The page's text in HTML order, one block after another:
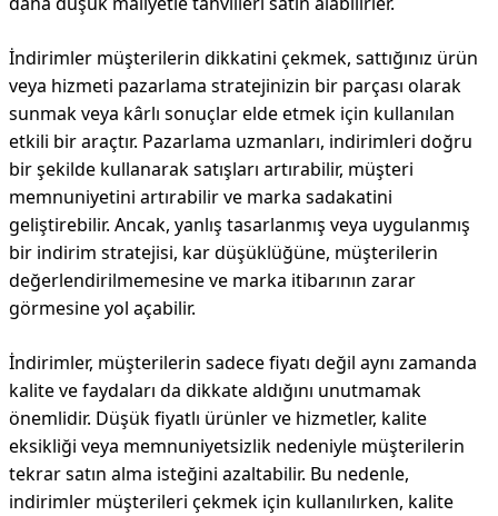
İndirimler müşterilerin dikkatini çekmek, sattığınız ürün
veya hizmeti pazarlama stratejinizin bir parçası olarak
sunmak veya kârlı sonuçlar elde etmek için kullanılan
etkili bir araçtır. Pazarlama uzmanları, indirimleri doğru
bir şekilde kullanarak satışları artırabilir, müşteri
memnuniyetini artırabilir ve marka sadakatini
geliştirebilir. Ancak, yanlış tasarlanmış veya uygulanmış
bir indirim stratejisi, kar düşüklüğüne, müşterilerin
değerlendirilmemesine ve marka itibarının zarar
görmesine yol açabilir.
İndirimler, müşterilerin sadece fiyatı değil aynı zamanda
kalite ve faydaları da dikkate aldığını unutmamak
önemlidir. Düşük fiyatlı ürünler ve hizmetler, kalite
eksikliği veya memnuniyetsizlik nedeniyle müşterilerin
tekrar satın alma isteğini azaltabilir. Bu nedenle,
indirimler müşterileri çekmek için kullanılırken, kalite